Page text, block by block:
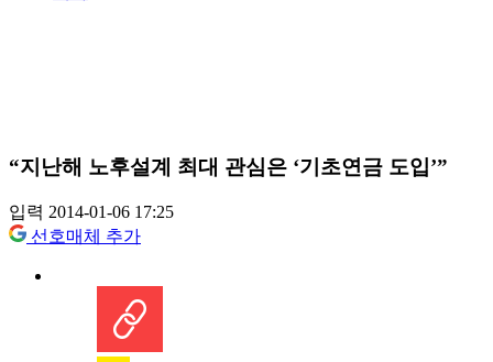
“지난해 노후설계 최대 관심은 ‘기초연금 도입’”
입력 2014-01-06 17:25
선호매체 추가